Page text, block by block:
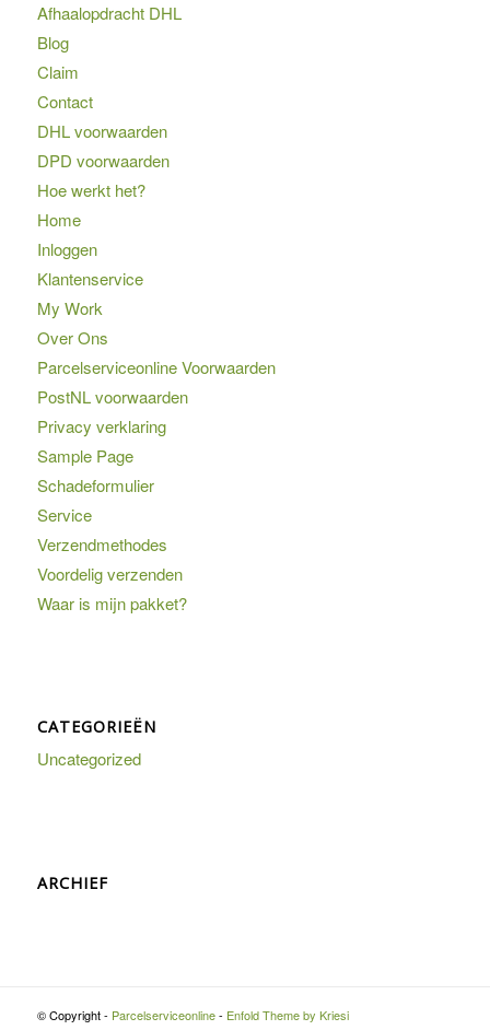
Afhaalopdracht DHL
Blog
Claim
Contact
DHL voorwaarden
DPD voorwaarden
Hoe werkt het?
Home
Inloggen
Klantenservice
My Work
Over Ons
Parcelserviceonline Voorwaarden
PostNL voorwaarden
Privacy verklaring
Sample Page
Schadeformulier
Service
Verzendmethodes
Voordelig verzenden
Waar is mijn pakket?
CATEGORIEËN
Uncategorized
ARCHIEF
© Copyright - Parcelserviceonline- Enfold Theme by Kriesi